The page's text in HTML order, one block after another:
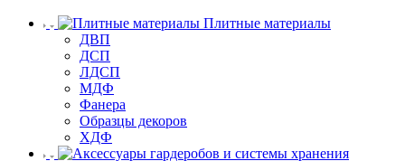
Плитные материалы
ДВП
ДСП
ЛДСП
МДФ
Фанера
Образцы декоров
ХДФ